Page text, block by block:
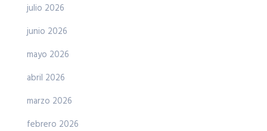
julio 2026
junio 2026
mayo 2026
abril 2026
marzo 2026
febrero 2026